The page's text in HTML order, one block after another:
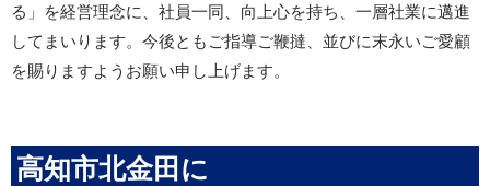
る」を経営理念に、社員一同、向上心を持ち、一層社業に邁進
してまいります。今後ともご指導ご鞭撻、並びに末永いご愛顧
を賜りますようお願い申し上げます。
高知市北金田に